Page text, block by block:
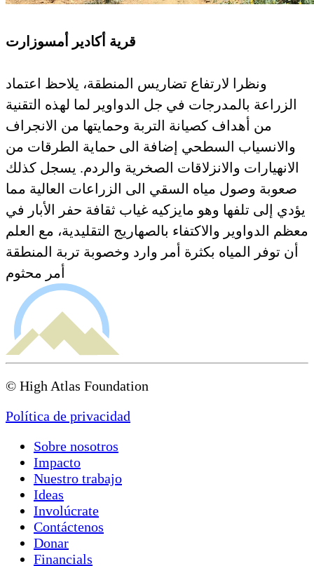
قرية أكادير أمسوزارت
ونظرا لارتفاع تضاريس المنطقة، يلاحظ اعتماد
الزراعة بالمدرجات في جل الدواوير لما لهذه التقنية
من أهداف كصيانة التربة وحمايتها من الانجراف
والانسياب السطحي إضافة الى حماية الطرقات من
الانهيارات والانزلاقات الصخرية والردم. يسجل كذلك
صعوبة وصول مياه السقي الى الزراعات العالية مما
يؤدي إلى تلفها وهو مايزكيه غياب ثقافة حفر الأبار في
معظم الدواوير والاكتفاء بالصهاريج التقليدية، مع العلم
أن توفر المياه بكثرة أمر وارد وخصوبة تربة المنطقة
أمر محثوم
© High Atlas Foundation
Política de privacidad
Sobre nosotros
Impacto
Nuestro trabajo
Ideas
Involúcrate
Contáctenos
Donar
Financials